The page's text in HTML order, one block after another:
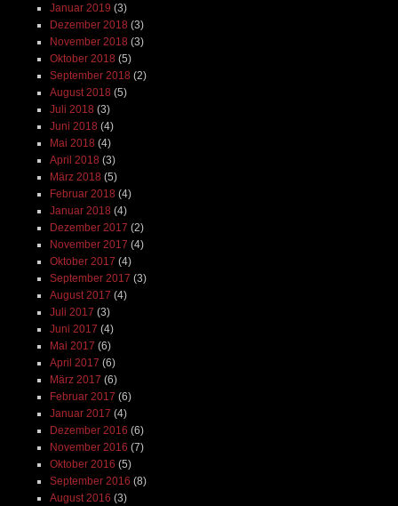
Januar 2019 (3)
Dezember 2018 (3)
November 2018 (3)
Oktober 2018 (5)
September 2018 (2)
August 2018 (5)
Juli 2018 (3)
Juni 2018 (4)
Mai 2018 (4)
April 2018 (3)
März 2018 (5)
Februar 2018 (4)
Januar 2018 (4)
Dezember 2017 (2)
November 2017 (4)
Oktober 2017 (4)
September 2017 (3)
August 2017 (4)
Juli 2017 (3)
Juni 2017 (4)
Mai 2017 (6)
April 2017 (6)
März 2017 (6)
Februar 2017 (6)
Januar 2017 (4)
Dezember 2016 (6)
November 2016 (7)
Oktober 2016 (5)
September 2016 (8)
August 2016 (3)